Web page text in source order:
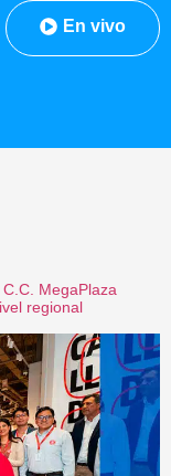
En vivo
MegaPlaza
regional